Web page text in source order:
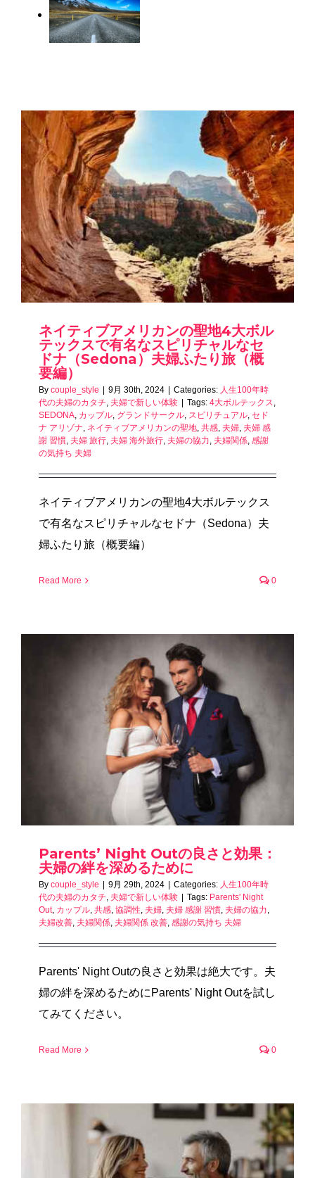
Self
enlightenment
Charging
time
Write a
book
ネイティブアメリカンの聖地4大ボル
テックスで有名なスピリチャルなセ
ドナ（Sedona）夫婦ふたり旅（概
要編）
By couple_style 9月 30th, 2024 Categories: 人生100年時
代の夫婦のカタチ, 夫婦で新しい体験 Tags: 4大ボルテックス,
SEDONA, カップル, グランドサークル, スピリチュアル, セド
ナ アリゾナ, ネイティブアメリカンの聖地, 共感, 夫婦, 夫婦 感
謝 習慣, 夫婦 旅行, 夫婦 海外旅行, 夫婦の協力, 夫婦関係, 感謝
の気持ち 夫婦
ネイティブアメリカンの聖地4大ボルテックス
で有名なスピリチャルなセドナ（Sedona）夫
婦ふたり旅（概要編）
Read More 0
Parents’ Night Outの良さと効果：
夫婦の絆を深めるために
By couple_style | 9月 29th, 2024 | Categories: 人生100年時
代の夫婦のカタチ 夫婦で新しい体験 | Tags: Parents' Night
Out, カップル 共感 協調性 夫婦 夫婦 感謝 習慣 夫婦の協力
夫婦改善 夫婦関係 夫婦関係 改善 感謝の気持ち 夫婦
Parents' Night Outの良さと効果は絶大です。夫
婦の絆を深めるためにParents' Night Outを試し
てみてください。
Read More 0